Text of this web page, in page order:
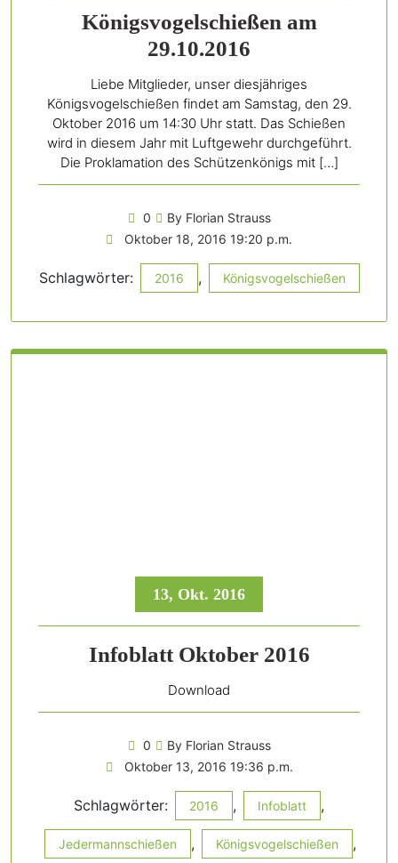
Königsvogelschießen am
29.10.2016
Liebe Mitglieder, unser diesjähriges
Königsvogelschießen findet am Samstag, den 29.
Oktober 2016 um 14:30 Uhr statt. Das Schießen
wird in diesem Jahr mit Luftgewehr durchgeführt.
Die Proklamation des Schützenkönigs mit […]
0
By Florian Strauss
Oktober 18, 2016 19:20 p.m.
Schlagwörter: 2016 , Königsvogelschießen
13, Okt. 2016
Infoblatt Oktober 2016
Download
0
By Florian Strauss
Oktober 13, 2016 19:36 p.m.
Schlagwörter: 2016 , Infoblatt ,
Jedermannschießen , Königsvogelschießen ,